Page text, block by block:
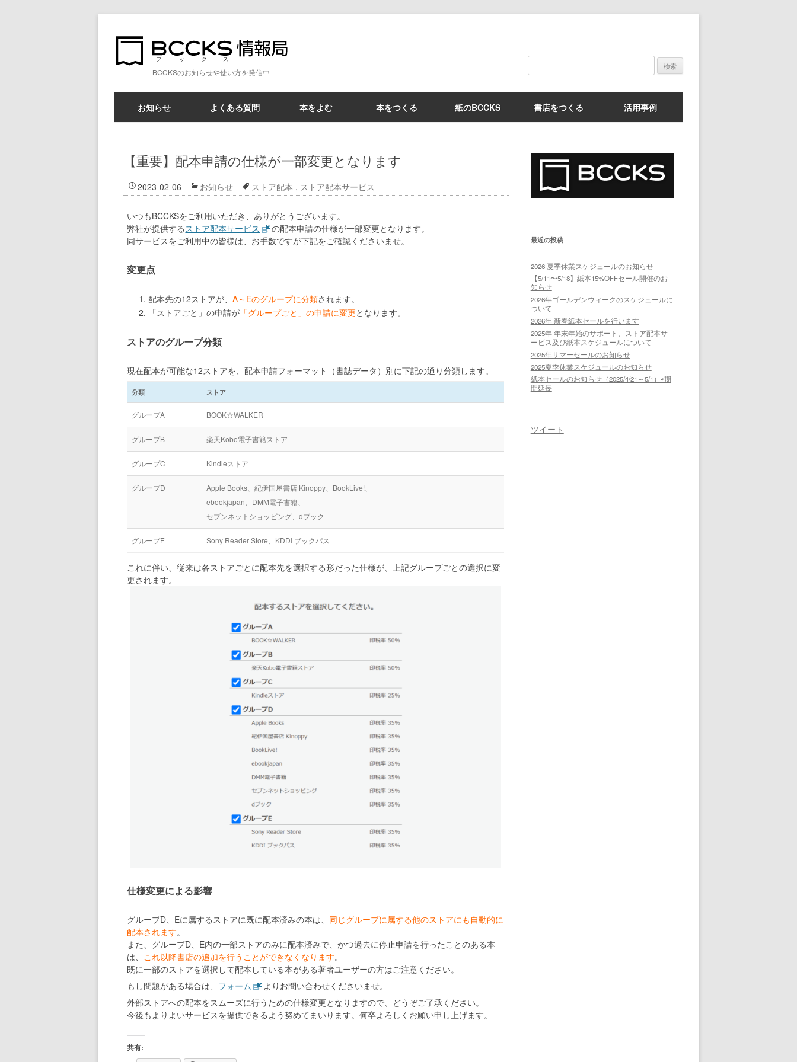
BCCKSのお知らせや使い方を発信中
検
お知らせ よくある質問 本をよむ 本をつくる 紙のBCCKS 書店をつくる 活用事例
【重要】配本申請の仕様が一部変更となります
2023-02-06 お知らせ ストア配本 , ストア配本サービス
いつもBCCKSをご利用いただき、ありがとうございます。
弊社が提供するストア配本サービス
の配本申請の仕様が一部変更となります。
同サービスをご利用中の皆様は、お手数ですが下記をご確認くださいませ。
変更点
配本先の12ストアが、A～Eのグループに分類されます。
「ストアごと」の申請が 「グループごと」の申請に変更となります。
ストアのグループ分類
現在配本が可能な12ストアを、配本申請フォーマット（書誌データ）別に下記の通り分類します。
分類 ストア
グループA BOOK☆WALKER
グループB 楽天Kobo電子書籍ストア
グループC Kindleストア
グループD
Apple Books、紀伊国屋書店 Kinoppy、BookLive!、
ebookjapan、DMM電子書籍、
セブンネットショッピング、dブック
グループE Sony Reader Store、KDDI ブックパス
これに伴い、従来は各ストアごとに配本先を選択する形だった仕様が、上記グループごとの選択に変
更されます。
仕様変更による影響
グループD、Eに属するストアに既に配本済みの本は、 同じグループに属する他のストアにも自動的に
配本されます。
また、グループD、E内の一部ストアのみに配本済みで、かつ過去に停止申請を行ったことのある本
は、 これ以降書店の追加を行うことができなくなります。
既に一部のストアを選択して配本している本がある著者ユーザーの方はご注意ください。
もし問題がある場合は、 フォーム
よりお問い合わせくださいませ。
外部ストアへの配本をスムーズに行うための仕様変更となりますので、どうぞご了承ください。
今後もよりよいサービスを提供できるよう努めてまいります。何卒よろしくお願い申し上げます。
共有:
最近の投稿
2026 夏季休業スケジュールのお知らせ
【5/11〜5/18】紙本15%OFFセール開催のお
知らせ
2026年ゴールデンウィークのスケジュールに
ついて
2026年 新春紙本セールを行います
2025年 年末年始のサポート、ストア配本サ
ービス及び紙本スケジュールについて
2025年サマーセールのお知らせ
2025夏季休業スケジュールのお知らせ
紙本セールのお知らせ（2025/4/21～5/1）⇨期
間延長
ツイート